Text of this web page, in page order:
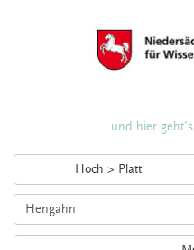
... und hier
Hoch > Platt